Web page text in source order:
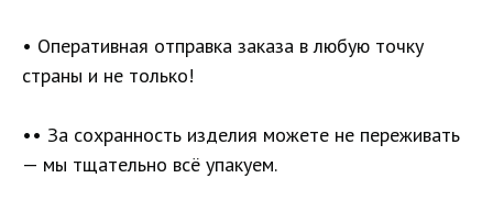
• Оперативная отправка заказа в любую точку
страны и не только!
•• За сохранность изделия можете не переживать
— мы тщательно всё упакуем.